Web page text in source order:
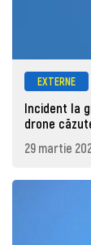
EXTERNE
Incident la
drone
29 martie